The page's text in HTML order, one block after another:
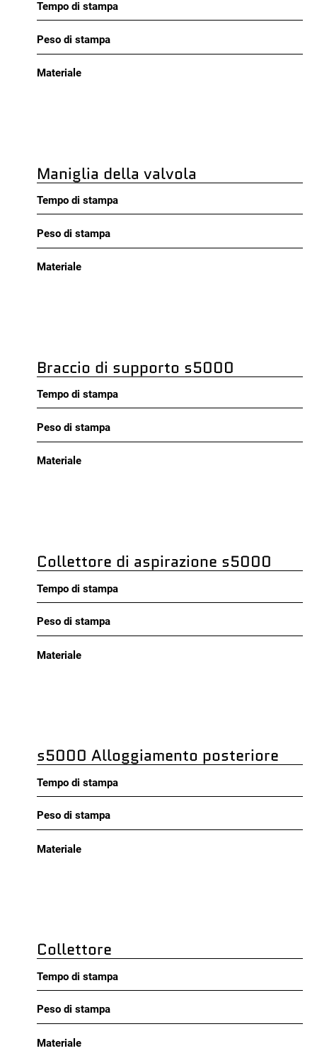
Tempo di stampa
Peso di stampa
Materiale
Maniglia della valvola
Tempo di stampa
Peso di stampa
Materiale
Braccio di supporto s5000
Tempo di stampa
Peso di stampa
Materiale
Collettore di aspirazione s5000
Tempo di stampa
Peso di stampa
Materiale
s5000 Alloggiamento posteriore
Tempo di stampa
Peso di stampa
Materiale
Collettore
Tempo di stampa
Peso di stampa
Materiale